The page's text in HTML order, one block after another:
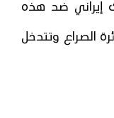
إيراني ضد هذه
الصراع وتتدخل